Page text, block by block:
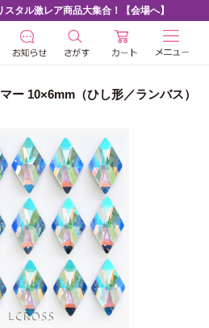
タル激レア商品大集合！【会場へ】
ー 10×6mm（ひし形／ランバス）